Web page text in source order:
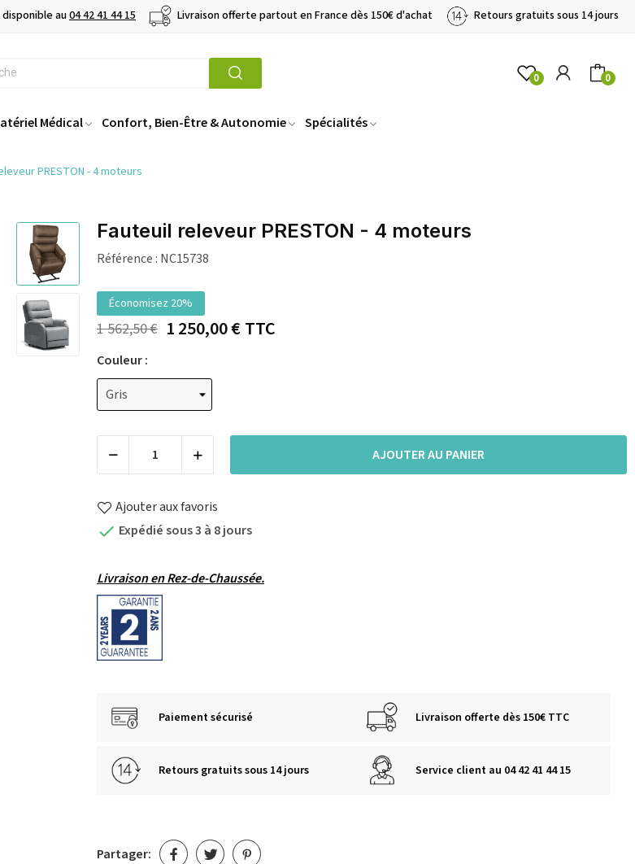
au04 42 41 44 15 Livraison offerte partout en France dès 150€ d'achat Retours gratuits sous 14 jours
0 0
Médical Confort, Bien-Être & Autonomie Spécialités
PRESTON - 4 moteurs
Fauteuil releveur PRESTON - 4 moteurs
Référence : NC15738
Économisez 20%
1 562,50 € 1 250,00 €TTC
Couleur :
AJOUTER AU PANIER
Ajouter aux favoris
 Expédié sous 3 à 8 jours
Livraison en Rez-de-Chaussée.
Paiement sécurisé Livraison offerte dès 150€ TTC
Retours gratuits sous 14 jours Service client au 04 42 41 44 15
Partager: